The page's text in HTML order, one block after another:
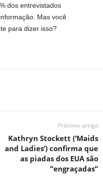
dos entrevistados
Mas você
para dizer isso?
Próximo artigo
Kathryn Stockett (‘Maids
and Ladies’) confirma que
as piadas dos EUA são
“engraçadas”